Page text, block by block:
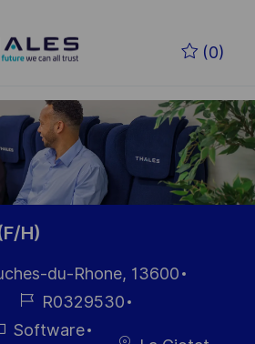
(0)
H)
du-Rhone, 13600
Job
Id
R0329530
Software